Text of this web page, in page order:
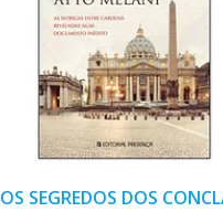
OS SEGREDOS DOS